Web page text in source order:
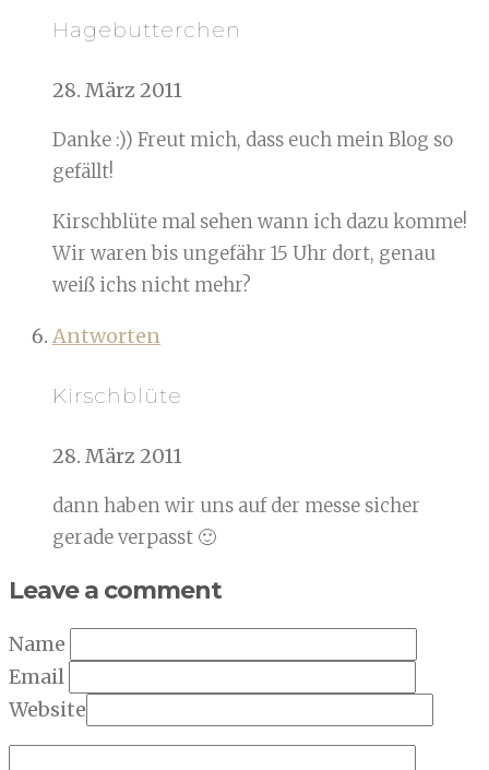
Hagebutterchen
28. März 2011
Danke :)) Freut mich, dass euch mein Blog so
gefällt!
Kirschblüte mal sehen wann ich dazu komme!
Wir waren bis ungefähr 15 Uhr dort, genau
weiß ichs nicht mehr?
Antworten
Kirschblüte
28. März 2011
dann haben wir uns auf der messe sicher
gerade verpasst 🙂
Leave a comment
Name
Email
Website